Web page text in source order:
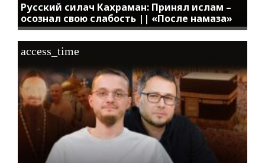
Русский силач Кахраман: Принял ислам –
осознал свою слабость || «После намаза»
access_time